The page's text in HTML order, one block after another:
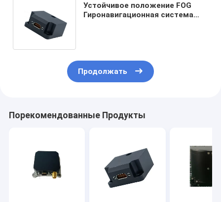
Устойчивое положение FOG
Гиронавигационная система
Продолжать
Порекомендованные Продукты